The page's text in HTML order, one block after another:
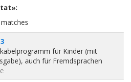
für Kinder (mit
auch für Fremdsprachen